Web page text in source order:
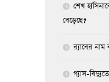
শেখ
বেড়েছে?
র‍্যাবের
গ্যাস-